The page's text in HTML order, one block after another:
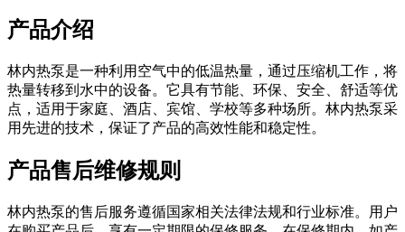
产品介绍
林内热泵是一种利用空气中的低温热量，通过压缩机工作，将
热量转移到水中的设备。它具有节能、环保、安全、舒适等优
点，适用于家庭、酒店、宾馆、学校等多种场所。林内热泵采
用先进的技术，保证了产品的高效性能和稳定性。
产品售后维修规则
林内热泵的售后服务遵循国家相关法律法规和行业标准。用户